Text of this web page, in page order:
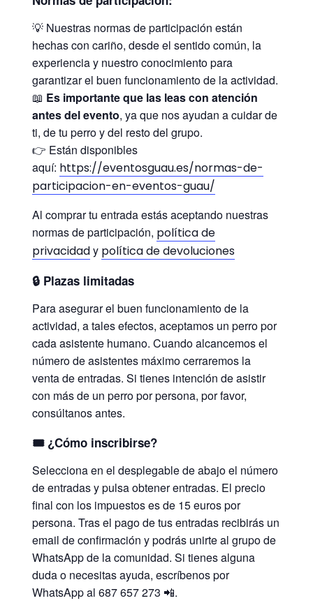
💡 Nuestras normas de participación están
hechas con cariño, desde el sentido común, la
experiencia y nuestro conocimiento para
garantizar el buen funcionamiento de la actividad.
📖 Es importante que las leas con atención
antes del evento, ya que nos ayudan a cuidar de
ti, de tu perro y del resto del grupo.
👉 Están disponibles
aquí: https://eventosguau.es/normas-de-
participacion-en-eventos-guau/
Al comprar tu entrada estás aceptando nuestras
normas de participación, política de
privacidady política de devoluciones
🔒 Plazas limitadas
Para asegurar el buen funcionamiento de la
actividad, a tales efectos, aceptamos un perro por
cada asistente humano. Cuando alcancemos el
número de asistentes máximo cerraremos la
venta de entradas. Si tienes intención de asistir
con más de un perro por persona, por favor,
consúltanos antes.
🎟️ ¿Cómo inscribirse?
Selecciona en el desplegable de abajo el número
de entradas y pulsa obtener entradas. El precio
final con los impuestos es de 15 euros por
persona. Tras el pago de tus entradas recibirás un
email de confirmación y podrás unirte al grupo de
WhatsApp de la comunidad. Si tienes alguna
duda o necesitas ayuda, escríbenos por
WhatsApp al 687 657 273 📲.